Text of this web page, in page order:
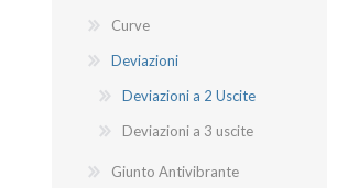
Curve
Deviazioni
Deviazioni a 2 Uscite
Deviazioni a 3 uscite
Giunto Antivibrante